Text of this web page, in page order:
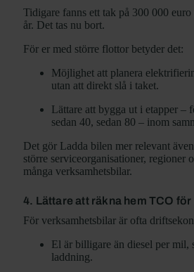
Tidigare fanns ett tak på 300 000
år. Det tas nu bort.
För er med större flottor betyder det:
Möjlighet att planera
utan att direkt slå i taket.
Lättare att bygga ut i etapper –
sedan 40, sedan 80 – inom
Det gör Ladda bilen mer relevant
större serviceorganisationer, regioner
många verksamhetsbilar.
4. Lättare att räkna hem TCO
För verksamhetsbilar är ofta
El är billigare än diesel per mil,
laddning.